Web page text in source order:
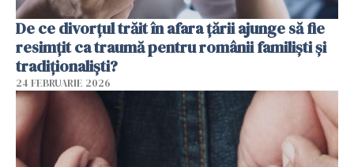
De ce divorțul trăit în afara țării ajunge să fie
resimțit ca traumă pentru românii familiști și
tradiționaliști?
24 FEBRUARIE 2026